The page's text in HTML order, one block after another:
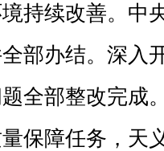
持续改善。中
部办结。深入
全部整改完成
保障任务，天